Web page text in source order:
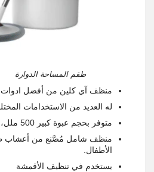
طقم المساحة الدوارة
منظف آي كلين من أفضل ادوات
له العديد من الاستخدامات
متوفر بحجم عبوة كبير 500 ملل، بسعر 68 ريال سعودي.
منظف شامل مُصَّنع من أعشاب
الأطفال.
يستخدم في تنظيف الأقمشة